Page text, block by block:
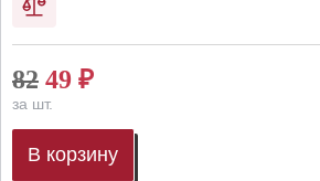
82 49 ₽
за шт.
В корзину